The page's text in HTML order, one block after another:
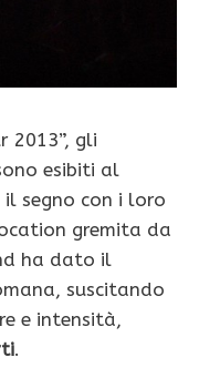
2013”, gli
esibiti al
segno con i loro
gremita da
ha dato il
suscitando
e intensità,
.